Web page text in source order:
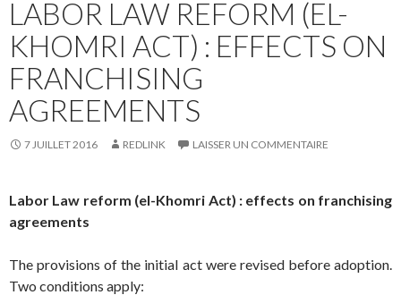
LABOR LAW REFORM (EL-
KHOMRI ACT) : EFFECTS ON
FRANCHISING
AGREEMENTS
7 JUILLET 2016 REDLINK LAISSER UN COMMENTAIRE
Labor Law reform (el-Khomri Act) : effects on franchising
agreements
The provisions of the initial act were revised before adoption.
Two conditions apply: